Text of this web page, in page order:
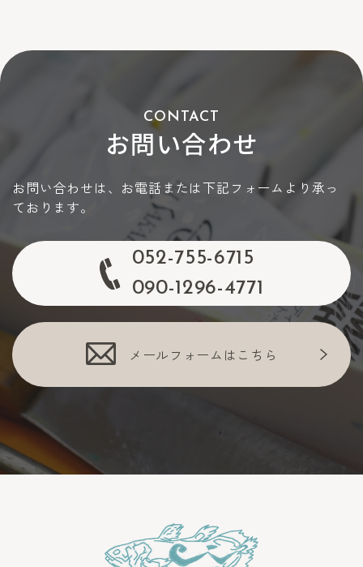
CONTACT
お問い合わせ
お問い合わせは、お電話または下記フォームより承っ
ております。
052-755-6715
090-1296-4771
メールフォームはこちら